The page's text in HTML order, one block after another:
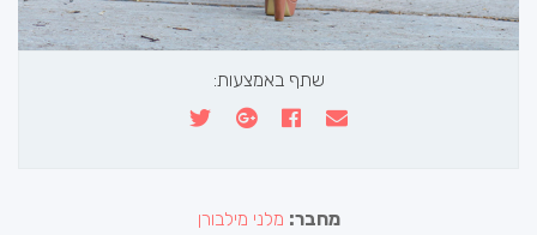
שתף באמצעות:
מחבר: מלני מילבורן